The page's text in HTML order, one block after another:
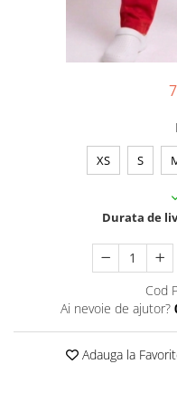
XS S
Durata de
Cod
Ai nevoie de ajutor?
Adauga la